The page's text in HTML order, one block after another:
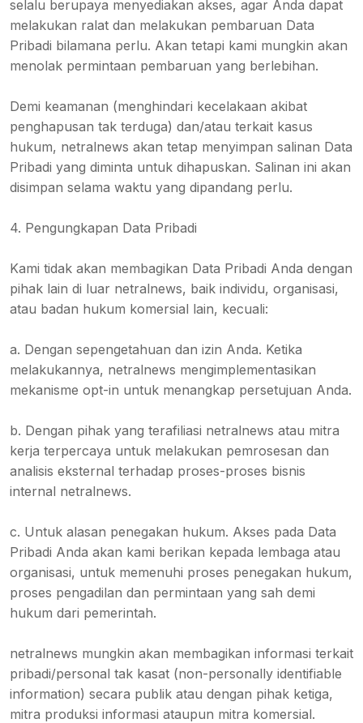
selalu berupaya menyediakan akses, agar Anda dapat
melakukan ralat dan melakukan pembaruan Data
Pribadi bilamana perlu. Akan tetapi kami mungkin akan
menolak permintaan pembaruan yang berlebihan.
Demi keamanan (menghindari kecelakaan akibat
penghapusan tak terduga) dan/atau terkait kasus
hukum, netralnews akan tetap menyimpan salinan Data
Pribadi yang diminta untuk dihapuskan. Salinan ini akan
disimpan selama waktu yang dipandang perlu.
4. Pengungkapan Data Pribadi
Kami tidak akan membagikan Data Pribadi Anda dengan
pihak lain di luar netralnews, baik individu, organisasi,
atau badan hukum komersial lain, kecuali:
a. Dengan sepengetahuan dan izin Anda. Ketika
melakukannya, netralnews mengimplementasikan
mekanisme opt-in untuk menangkap persetujuan Anda.
b. Dengan pihak yang terafiliasi netralnews atau mitra
kerja terpercaya untuk melakukan pemrosesan dan
analisis eksternal terhadap proses-proses bisnis
internal netralnews.
c. Untuk alasan penegakan hukum. Akses pada Data
Pribadi Anda akan kami berikan kepada lembaga atau
organisasi, untuk memenuhi proses penegakan hukum,
proses pengadilan dan permintaan yang sah demi
hukum dari pemerintah.
netralnews mungkin akan membagikan informasi terkait
pribadi/personal tak kasat (non-personally identifiable
information) secara publik atau dengan pihak ketiga,
mitra produksi informasi ataupun mitra komersial.